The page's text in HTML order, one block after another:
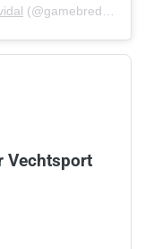
(@gamebredfighter) op
Vechtsport